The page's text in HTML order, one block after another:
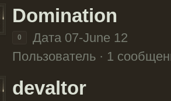
Domination
0
Дата 07-June 12
Пользователь · 1
devaltor